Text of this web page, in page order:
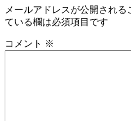
メールアドレスが公開される
ている欄は必須項目です
コメント ※